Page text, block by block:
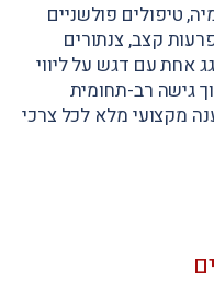
טיפולים פולשניים
קצב, צנתורים
אחת עם דגש על ליווי
גישה רב-תחומית
מקצועי מלא לכל צרכי